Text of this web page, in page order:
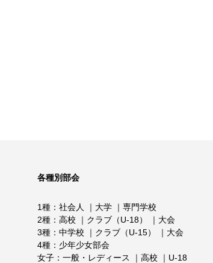
各種別部会
1種 社会人 大学
専門学校
2種
高校 クラブ（U-18）
大会
3種
中学校 クラブ（U-15）
大会
4種
少年少女部会
女子
一般・レディース 高校 U-18